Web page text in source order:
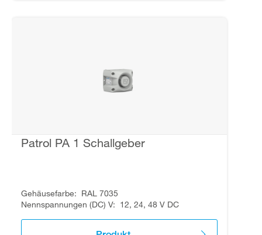
Patrol PA 1 Schallgeber
Gehäusefarbe
RAL 7035
Nennspannungen (DC) V
12, 24, 48 V DC